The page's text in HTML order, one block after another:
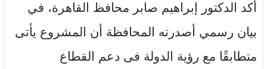
أكد الدكتور إبراهيم صابر محافظ القاهرة، في
بيان رسمي أصدرته المحافظة أن المشروع يأتى
متطابقًا مع رؤية الدولة فى دعم القطاع